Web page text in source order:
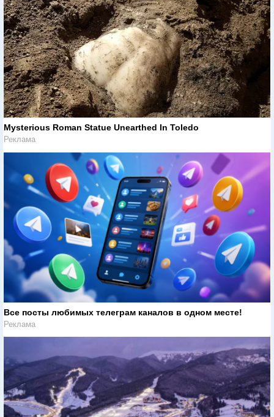
Mysterious Roman Statue Unearthed In Toledo
Реклама
Все посты любимых телеграм каналов в одном месте!
Реклама